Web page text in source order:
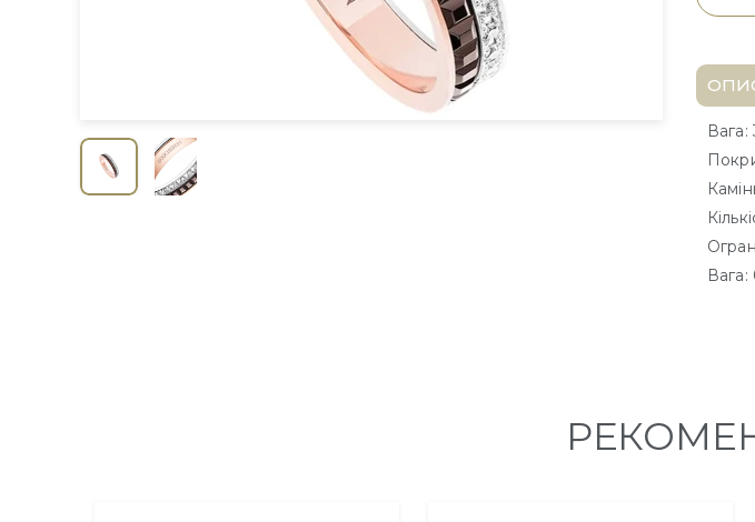
Вага:
Вага: